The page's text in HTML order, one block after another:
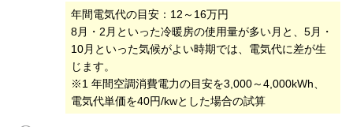
年間電気代の目安：12～16万円
8月・2月といった冷暖房の使用量が多い月と、5月・
10月といった気候がよい時期では、電気代に差が生
じます。
※1 年間空調消費電力の目安を3,000～4,000kWh、
電気代単価を40円/kwとした場合の試算